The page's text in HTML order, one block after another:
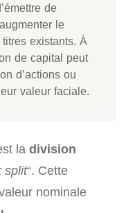
de
le
existants. À
de capital peut
d’actions ou
valeur faciale.
la division
split“. Cette
nominale